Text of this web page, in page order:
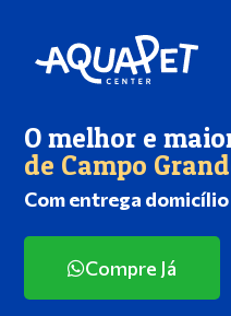
O melhor e
de Campo
Com entrega domicílio
Compre Já